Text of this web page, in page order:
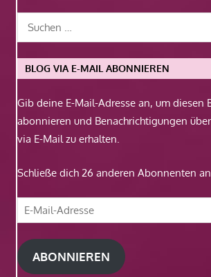
BLOG VIA E-MAIL ABONNIEREN
Gib deine E-Mail-Adresse an, um diesen
abonnieren und Benachrichtigungen
via E-Mail zu erhalten.
Schließe dich 26 anderen Abonnenten an
E-
Mail-
Adresse
ABONNIEREN